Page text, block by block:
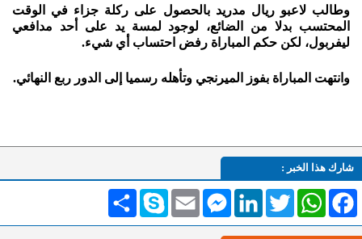
وطالب لاعبو ريال مدريد بالحصول على ركلة جزاء في الوقت
المحتسب بدلا من الضائع، لوجود لمسة يد على أحد مدافعي
ليفربول، لكن حكم المباراة رفض احتساب أي شيء.
وانتهت المباراة بفوز الميرنجي وتأهله رسميا إلى الدور ربع النهائي.
شارك هذا الخبر :
انشر Skype Email
MessengerLinkedInTwitterWhatsAppFacebook